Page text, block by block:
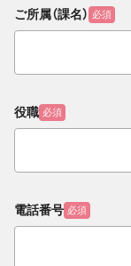
ご所属（課名） 必須
役職 必須
電話番号 必須